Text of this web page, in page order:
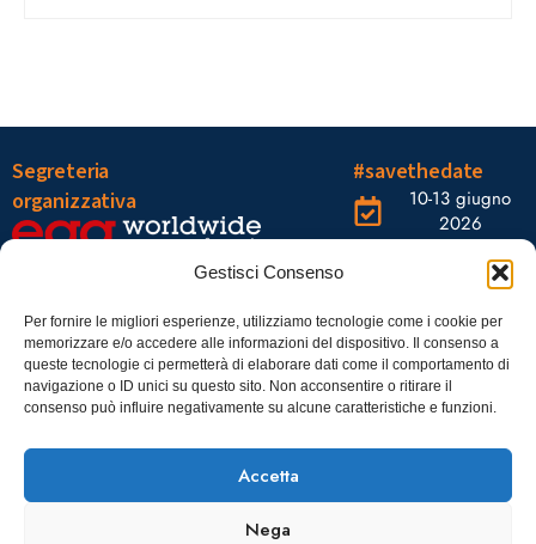
Gestisci Consenso
Per fornire le migliori esperienze, utilizziamo tecnologie come i cookie per
memorizzare e/o accedere alle informazioni del dispositivo. Il consenso a
queste tecnologie ci permetterà di elaborare dati come il comportamento di
navigazione o ID unici su questo sito. Non acconsentire o ritirare il
consenso può influire negativamente su alcune caratteristiche e funzioni.
Accetta
Nega
Segreteria
organizzativa
Tel.: 06328121
infoaiic2026@ega.it
#savethedate
10-13 giugno
2026
OGR Torino
Castelfidardo,
22 10128
Torino
SCARICA
ICS